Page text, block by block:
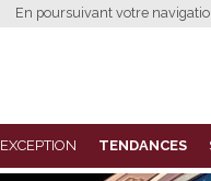
En poursuivant votre
EXCEPTION TENDANCES